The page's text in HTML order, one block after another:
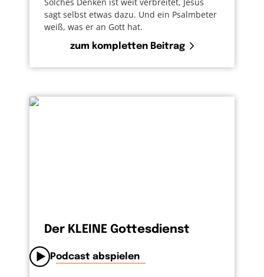
sagt selbst etwas dazu. Und ein Psalmbeter
weiß, was er an Gott hat.
zum kompletten Beitrag
Der KLEINE Gottesdienst
Podcast abspielen